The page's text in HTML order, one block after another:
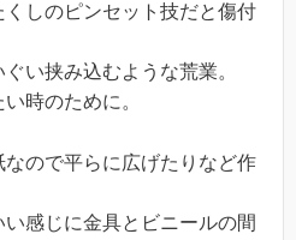
しのピンセット技だと傷付
い挟み込むような荒業。
時のために。
ので平らに広げたりなど作
感じに金具とビニールの間